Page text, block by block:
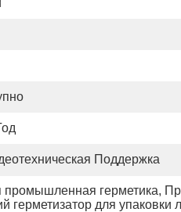
Поддержка
промышленная герметика,
герметизатор для упаковки